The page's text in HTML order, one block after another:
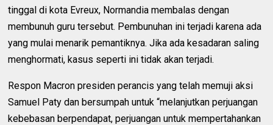
tinggal di kota Evreux, Normandia membalas dengan
membunuh guru tersebut. Pembunuhan ini terjadi karena ada
yang mulai menarik pemantiknya. Jika ada kesadaran saling
menghormati, kasus seperti ini tidak akan terjadi.
Respon Macron presiden perancis yang telah memuji aksi
Samuel Paty dan bersumpah untuk “melanjutkan perjuangan
kebebasan berpendapat, perjuangan untuk mempertahankan